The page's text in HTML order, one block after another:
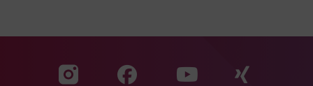
Zu unserer Facebook
Zu